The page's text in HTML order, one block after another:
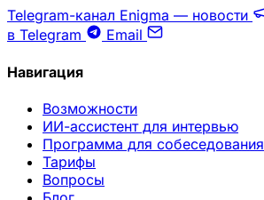
Telegram-канал Enigma — новости
в Telegram
Email
Навигация
Возможности
ИИ-ассистент для интервью
Программа для собеседования
Тарифы
Вопросы